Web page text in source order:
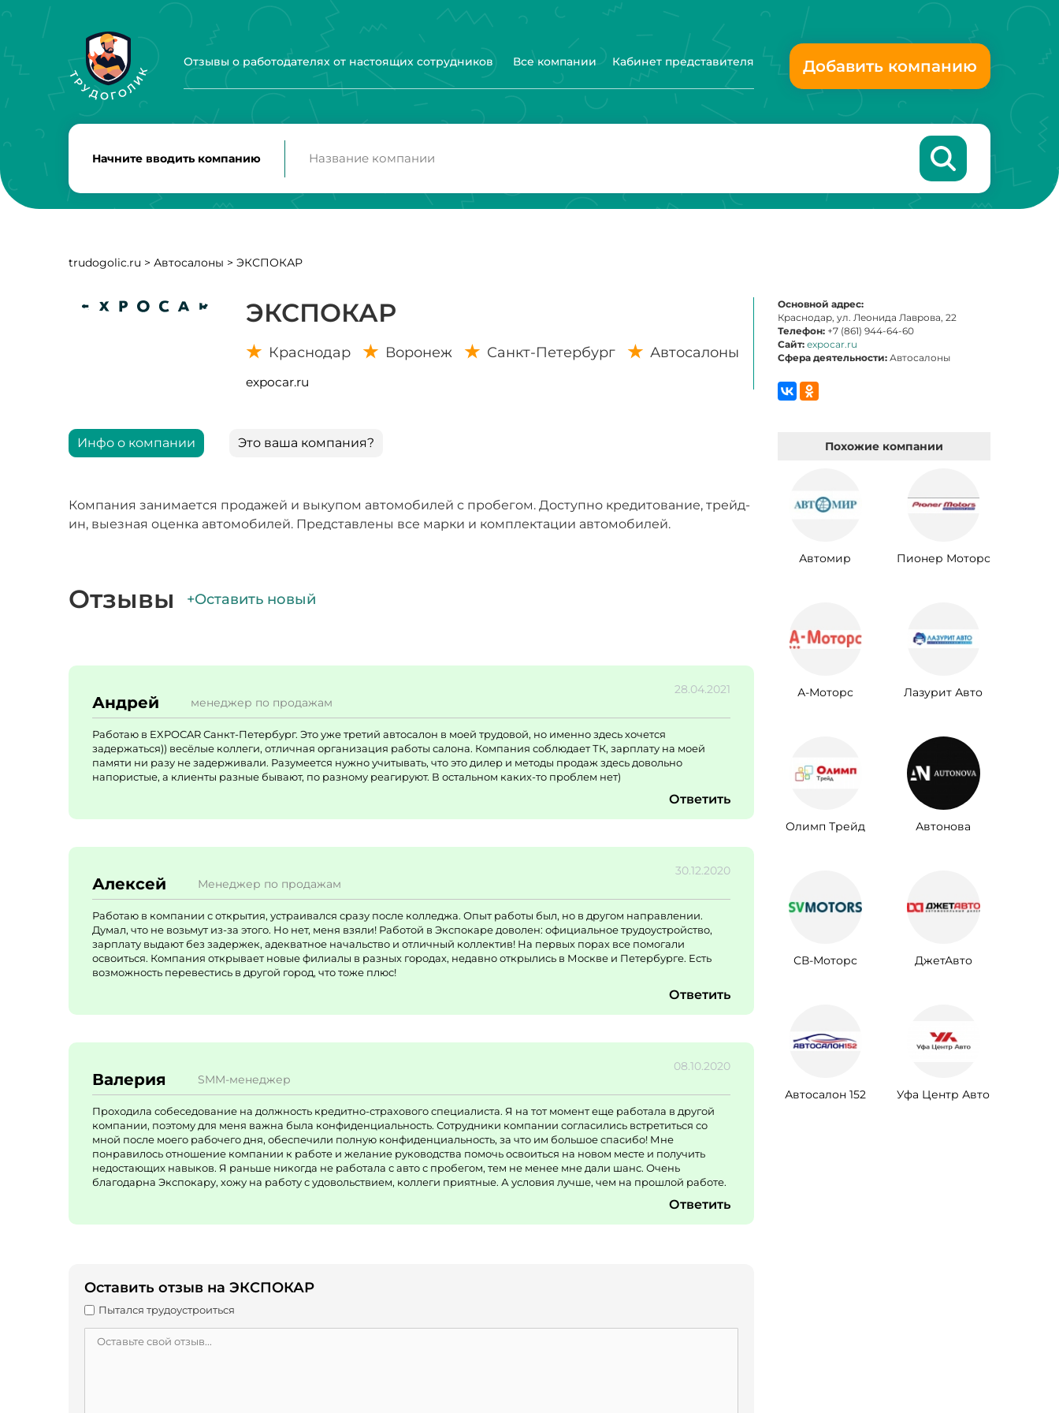
Отзывы о работодателях от настоящих сотрудников Все компании Кабинет представителя Добавить компанию
Начните вводить компанию
trudogolic.ru > Автосалоны > ЭКСПОКАР
ЭКСПОКАР
Краснодар Воронеж Санкт-Петербург Автосалоны
expocar.ru
Инфо о компании Это ваша компания?
Компания занимается продажей и выкупом автомобилей с пробегом. Доступно кредитование, трейд-
ин, выезная оценка автомобилей. Представлены все марки и комплектации автомобилей.
Отзывы +Оставить новый
28.04.2021
Андрей менеджер по продажам
Работаю в EXPOCAR Санкт-Петербург. Это уже третий автосалон в моей трудовой, но именно здесь хочется
задержаться)) весёлые коллеги, отличная организация работы салона. Компания соблюдает ТК, зарплату на моей
памяти ни разу не задерживали. Разумеется нужно учитывать, что это дилер и методы продаж здесь довольно
напористые, а клиенты разные бывают, по разному реагируют. В остальном каких-то проблем нет)
Ответить
30.12.2020
Алексей Менеджер по продажам
Работаю в компании с открытия, устраивался сразу после колледжа. Опыт работы был, но в другом направлении.
Думал, что не возьмут из-за этого. Но нет, меня взяли! Работой в Экспокаре доволен: официальное трудоустройство,
зарплату выдают без задержек, адекватное начальство и отличный коллектив! На первых порах все помогали
освоиться. Компания открывает новые филиалы в разных городах, недавно открылись в Москве и Петербурге. Есть
возможность перевестись в другой город, что тоже плюс!
Ответить
08.10.2020
Валерия SMM-менеджер
Проходила собеседование на должность кредитно-страхового специалиста. Я на тот момент еще работала в другой
компании, поэтому для меня важна была конфиденциальность. Сотрудники компании согласились встретиться со
мной после моего рабочего дня, обеспечили полную конфиденциальность, за что им большое спасибо! Мне
понравилось отношение компании к работе и желание руководства помочь освоиться на новом месте и получить
недостающих навыков. Я раньше никогда не работала с авто с пробегом, тем не менее мне дали шанс. Очень
благодарна Экспокару, хожу на работу с удовольствием, коллеги приятные. А условия лучше, чем на прошлой работе.
Ответить
Оставить отзыв на ЭКСПОКАР
Пытался трудоустроиться
Основной адрес:
Краснодар, ул. Леонида Лаврова, 22
Телефон: +7 (861) 944-64-60
Сайт: expocar.ru
Сфера деятельности: Автосалоны
Похожие компании
Автомир Пионер Моторс
А-Моторс Лазурит Авто
Олимп Трейд Автонова
СВ-Моторс ДжетАвто
Автосалон 152 Уфа Центр Авто